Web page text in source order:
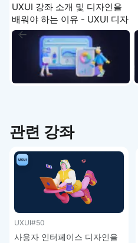
UXUI 강좌 소개 및 디자인을
배워야 하는 이유 - UXUI 디자
인 강좌
관련 강좌
UXUI#50
사용자 인터페이스 디자인을